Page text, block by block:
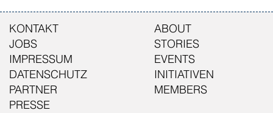
KONTAKT
JOBS
IMPRESSUM
DATENSCHUTZ
PARTNER
PRESSE
ABOUT
STORIES
EVENTS
INITIATIVEN
MEMBERS